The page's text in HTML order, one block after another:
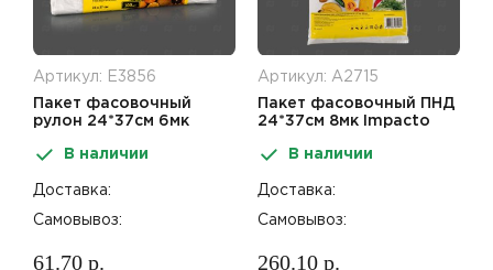
Артикул: Е3856
Пакет фасовочный
рулон 24*37см 6мк
В наличии
Доставка:
Самовывоз:
61.70 р.
Артикул: А2715
Пакет фасовочный ПНД
24*37см 8мк Impacto
В наличии
Доставка:
Самовывоз:
260.10 р.